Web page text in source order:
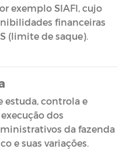
exemplo SIAFI, cujo
financeiras
(limite de saque).
estuda, controla e
dos
da fazenda
e suas variações.